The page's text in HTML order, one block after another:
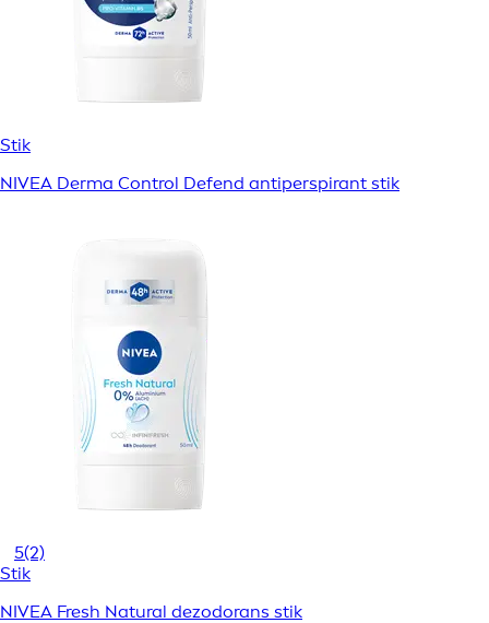
Stik
NIVEA Derma Control Defend antiperspirant stik
5(2)
Stik
NIVEA Fresh Natural dezodorans stik